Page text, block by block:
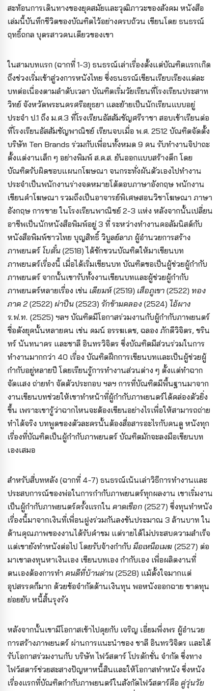
สะท้อนการเดินทางของยุคสมัยและวุฒิภาวะของสังคม หนังสือ
เล่มนี้บันทึกชีวิตของบัณฑิตไว้อย่างครบถ้วน เขียนโดย ธนธรณ์
ฤทธิ์ถกล บุตรสาวคนเดียวของเขา
ในสามบทแรก (ฉากที่ 1-3) ธนธรณ์เล่าเรื่องตั้งแต่บัณฑิตแรกเกิด
ถึงช่วงเริ่มเข้าสู่วงการหนังไทย ซึ่งธนธรณ์เขียนเรียบเรียงแต่ละ
บทต่อเนื่องตามลำดับเวลา บัณฑิตเริ่มวัยเรียนที่โรงเรียนประสาท
วิทย์ จังหวัดพระนครศรีอยุธยา และย้ายเป็นนักเรียนแบบอยู่
ประจำ ป.1 ถึง ม.ศ.3 ที่โรงเรียนอัสสัมชัญศรีราชา สอบเข้าเรียนต่อ
ที่โรงเรียนอัสสัมชัญพาณิชย์ เรียนจบเมื่อ พ.ศ. 2512 บัณฑิตจัดตั้ง
บริษัท Ten Brands ร่วมกับเพื่อนทั้งหมด 9 คน รับทำงานจิปาถะ
ตั้งแต่งานเล็ก ๆ อย่างพิมพ์ ส.ค.ส. ยันออกแบบสร้างตึก โดย
บัณฑิตรับผิดชอบแผนกโฆษณา จนกระทั่งผันตัวเองไปทำงาน
ประจำเป็นพนักงานร่างจดหมายโต้ตอบภาษาอังกฤษ พนักงาน
เขียนคำโฆษณา รวมถึงเป็นอาจารย์พิเศษสอนวิชาโฆษณา ภาษา
อังกฤษ การขาย ในโรงเรียนพาณิชย์ 2-3 แห่ง หลังจากนั้นเปลี่ยน
อาชีพเป็นนักหนังสือพิมพ์อยู่ 3 ที่ ระหว่างทำงานคอลัมนิสต์กับ
หนังสือพิมพ์ชาวไทย บุญสิทธิ์ วิบูลย์ลาภ ผู้อำนวยการสร้าง
ภาพยนตร์ โบตั๋น (2518) ได้ชักชวนบัณฑิตให้มาเขียนบท
ภาพยนตร์เรื่องนี้ เมื่อได้เริ่มเขียนบท บัณฑิตขอเป็นผู้ช่วยผู้กำกับ
ภาพยนตร์ จากนั้นเขารับทั้งงานเขียนบทและผู้ช่วยผู้กำกับ
ภาพยนตร์หลายเรื่อง เช่น เดียมห์(2519) เสือภูเขา (2522) ทอง
ภาค 2(2522) ผ่าปืน (2523) รักข้ามคลอง (2524) ไอ้ผาง
ร.ฟ.ท. (2525) ฯลฯ บัณฑิตมีโอกาสร่วมงานกับผู้กำกับภาพยนตร์
ชื่อดังยุคนั้นหลายคน เช่น คมน์ อรรฆเดช, ฉลอง ภักดีวิจิตร, ชริน
ทร์ นันทนาคร และชาลี อินทรวิจิตร ซึ่งบัณฑิตมีส่วนร่วมในการ
ทำงานมากกว่า 40 เรื่อง บัณฑิตฝึกการเขียนบทและเป็นผู้ช่วยผู้
กำกับอยู่หลายปี โดยเรียนรู้การทำงานส่วนต่าง ๆ ตั้งแต่ทำฉาก
จัดแสง ถ่ายทำ จัดตัวประกอบ ฯลฯ การที่บัณฑิตมีพื้นฐานมาจาก
งานเขียนบทช่วยให้เขาทำหน้าที่ผู้กำกับภาพยนตร์ได้คล่องตัวยิ่ง
ขึ้น เพราะเขารู้ว่าฉากไหนจะต้องเขียนอย่างไรเพื่อให้สามารถถ่าย
ทำได้จริง บทพูดของตัวละครนั้นต้องสื่อสารอะไรกับคนดู หนังทุก
เรื่องที่บัณฑิตเป็นผู้กำกับภาพยนตร์ บัณฑิตมักจะลงมือเขียนบท
เองเสมอ
สำหรับสี่บทหลัง (ฉากที่ 4-7) ธนธรณ์เน้นเล่าวิธีการทำงานและ
ประสบการณ์ของพ่อในการกำกับภาพยนตร์ทุกผลงาน เขาเริ่มงาน
เป็นผู้กำกับภาพยนตร์ครั้งแรกใน คาดเชือก (2527) ซึ่งทุนทำหนัง
เรื่องนี้มาจากเงินที่เพื่อนฝูงร่วมกันลงขันประมาณ 3 ล้านบาท ใน
ด้านคุณภาพของงานได้รับคำชม แต่รายได้ไม่ประสบความสำเร็จ
แต่เขายังทำหนังต่อไป โดยรับจ้างกำกับ มือเหนือเมฆ (2527) ต่อ
มาเขาลงทุนหาเงินเอง เขียนบทเอง กำกับเอง เพื่อผลิตงานที่
ตนเองต้องการทำ คนดีที่บ้านด่าน (2528) แม้ตั้งใจมากแต่
อุปสรรคก็มาก ด้วยข้อจำกัดด้านเงินทุน พอหนังออกฉาย ขาดทุน
ย่อยยับ หนี้สิ้นรุงรัง
หลังจากนั้นเขามีโอกาสเข้าไปคุยกับ เจริญ เอี่ยมพึ่งพร ผู้อำนวย
การสร้างภาพยนตร์ ผ่านการแนะนำของ ชาลี อินทรวิจิตร และได้
รับโอกาสร่วมงานกับ บริษัท ไฟว์สตาร์ โปรดักชั่น จำกัด ซึ่งทาง
ไฟว์สตาร์ช่วยสะสางปัญหาหนี้สินและให้โอกาสทำหนัง ซึ่งหนัง
เรื่องแรกที่บัณฑิตกำกับภาพยนตร์ในสังกัดไฟว์สตาร์คือ คู่วุ่นวัย